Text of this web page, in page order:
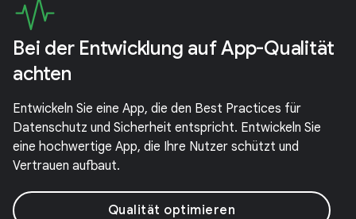
Bei der Entwicklung auf App-Qualität
achten
Entwickeln Sie eine App, die den Best Practices für
Datenschutz und Sicherheit entspricht. Entwickeln Sie
eine hochwertige App, die Ihre Nutzer schützt und
Vertrauen aufbaut.
Qualität optimieren